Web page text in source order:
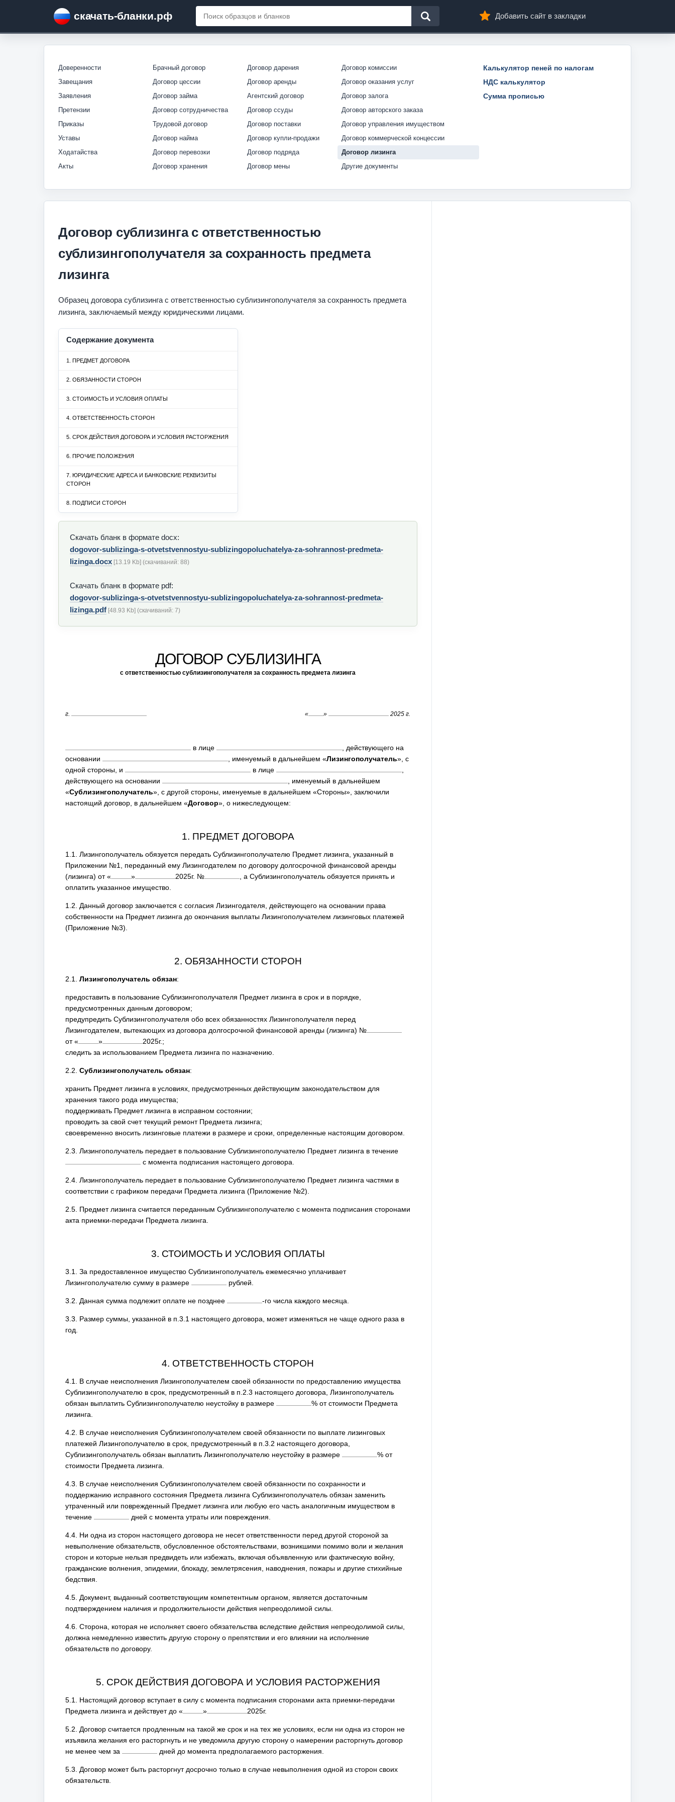
скачать-бланки.рф Добавить сайт в закладки
Доверенности
Завещания
Заявления
Претензии
Приказы
Уставы
Ходатайства
Акты
Брачный договор
Договор цессии
Договор займа
Договор сотрудничества
Трудовой договор
Договор найма
Договор перевозки
Договор хранения
Договор дарения
Договор аренды
Агентский договор
Договор ссуды
Договор поставки
Договор купли-продажи
Договор подряда
Договор мены
Договор комиссии
Договор оказания услуг
Договор залога
Договор авторского заказа
Договор управления имуществом
Договор коммерческой концессии
Договор лизинга
Другие документы
Калькулятор пеней по налогам
НДС калькулятор
Сумма прописью
Договор сублизинга с ответственностью
сублизингополучателя за сохранность предмета
лизинга
Образец договора сублизинга с ответственностью сублизингополучателя за сохранность предмета
лизинга, заключаемый между юридическими лицами.
Содержание документа
1. ПРЕДМЕТ ДОГОВОРА
2. ОБЯЗАННОСТИ СТОРОН
3. СТОИМОСТЬ И УСЛОВИЯ ОПЛАТЫ
4. ОТВЕТСТВЕННОСТЬ СТОРОН
5. СРОК ДЕЙСТВИЯ ДОГОВОРА И УСЛОВИЯ РАСТОРЖЕНИЯ
6. ПРОЧИЕ ПОЛОЖЕНИЯ
7. ЮРИДИЧЕСКИЕ АДРЕСА И БАНКОВСКИЕ РЕКВИЗИТЫ
СТОРОН
8. ПОДПИСИ СТОРОН
Скачать бланк в формате docx:
dogovor-sublizinga-s-otvetstvennostyu-sublizingopoluchatelya-za-sohrannost-predmeta-
lizinga.docx [13.19 Kb] (cкачиваний: 88)
Скачать бланк в формате pdf:
dogovor-sublizinga-s-otvetstvennostyu-sublizingopoluchatelya-za-sohrannost-predmeta-
lizinga.pdf [48.93 Kb] (cкачиваний: 7)
ДОГОВОР СУБЛИЗИНГА
с ответственностью сублизингополучателя за сохранность предмета лизинга
г. « » 2025 г.
в лице
, действующего на
основании
, именуемый в дальнейшем «Лизингополучатель», с
одной стороны, и
в лице
действующего на основании
, именуемый в дальнейшем
«Сублизингополучатель», с другой стороны, именуемые в дальнейшем «Стороны», заключили
настоящий договор, в дальнейшем «Договор», о нижеследующем:
1. ПРЕДМЕТ ДОГОВОРА
1.1. Лизингополучатель обязуется передать Сублизингополучателю Предмет лизинга, указанный в
Приложении №1, переданный ему Лизингодателем по договору долгосрочной финансовой аренды
(лизинга) от« » 2025г. №
, а Сублизингополучатель обязуется принять и
оплатить указанное имущество.
1.2. Данный договор заключается с согласия Лизингодателя, действующего на основании права
собственности на Предмет лизинга до окончания выплаты Лизингополучателем лизинговых платежей
(Приложение №3).
2. ОБЯЗАННОСТИ СТОРОН
2.1. Лизингополучатель обязан:
предоставить в пользование Сублизингополучателя Предмет лизинга в срок и в порядке,
предусмотренных данным договором;
предупредить Сублизингополучателя обо всех обязанностях Лизингополучателя перед
Лизингодателем, вытекающих из договора долгосрочной финансовой аренды (лизинга) №
от« » 2025г.;
следить за использованием Предмета лизинга по назначению.
2.2. Сублизингополучатель обязан:
хранить Предмет лизинга в условиях, предусмотренных действующим законодательством для
хранения такого рода имущества;
поддерживать Предмет лизинга в исправном состоянии;
проводить за свой счет текущий ремонт Предмета лизинга;
своевременно вносить лизинговые платежи в размере и сроки, определенные настоящим договором.
2.3. Лизингополучатель передает в пользование Сублизингополучателю Предмет лизинга в течение
с момента подписания настоящего договора.
2.4. Лизингополучатель передает в пользование Сублизингополучателю Предмет лизинга частями в
соответствии с графиком передачи Предмета лизинга (Приложение №2).
2.5. Предмет лизинга считается переданным Сублизингополучателю с момента подписания сторонами
акта приемки-передачи Предмета лизинга.
3. СТОИМОСТЬ И УСЛОВИЯ ОПЛАТЫ
3.1. За предоставленное имущество Сублизингополучатель ежемесячно уплачивает
Лизингополучателю сумму в размере
рублей.
3.2. Данная сумма подлежит оплате не позднее -го числа каждого месяца.
3.3. Размер суммы, указанной в п.3.1 настоящего договора, может изменяться не чаще одного раза в
год.
4. ОТВЕТСТВЕННОСТЬ СТОРОН
4.1. В случае неисполнения Лизингополучателем своей обязанности по предоставлению имущества
Сублизингополучателю в срок, предусмотренный в п.2.3 настоящего договора, Лизингополучатель
обязан выплатить Сублизингополучателю неустойку в размере
% от стоимости Предмета
лизинга.
4.2. В случае неисполнения Сублизингополучателем своей обязанности по выплате лизинговых
платежей Лизингополучателю в срок, предусмотренный в п.3.2 настоящего договора,
Сублизингополучатель обязан выплатить Лизингополучателю неустойку в размере
% от
стоимости Предмета лизинга.
4.3. В случае неисполнения Сублизингополучателем своей обязанности по сохранности и
поддержанию исправного состояния Предмета лизинга Сублизингополучатель обязан заменить
утраченный или поврежденный Предмет лизинга или любую его часть аналогичным имуществом в
течение
дней с момента утраты или повреждения.
4.4. Ни одна из сторон настоящего договора не несет ответственности перед другой стороной за
невыполнение обязательств, обусловленное обстоятельствами, возникшими помимо воли и желания
сторон и которые нельзя предвидеть или избежать, включая объявленную или фактическую войну,
гражданские волнения, эпидемии, блокаду, землетрясения, наводнения, пожары и другие стихийные
бедствия.
4.5. Документ, выданный соответствующим компетентным органом, является достаточным
подтверждением наличия и продолжительности действия непреодолимой силы.
4.6. Сторона, которая не исполняет своего обязательства вследствие действия непреодолимой силы,
должна немедленно известить другую сторону о препятствии и его влиянии на исполнение
обязательств по договору.
5. СРОК ДЕЙСТВИЯ ДОГОВОРА И УСЛОВИЯ РАСТОРЖЕНИЯ
5.1. Настоящий договор вступает в силу с момента подписания сторонами акта приемки-передачи
Предмета лизинга и действует до « » 2025г.
5.2. Договор считается продленным на такой же срок и на тех же условиях, если ни одна из сторон не
изъявила желания его расторгнуть и не уведомила другую сторону о намерении расторгнуть договор
не менее чем за
дней до момента предполагаемого расторжения.
5.3. Договор может быть расторгнут досрочно только в случае невыполнения одной из сторон своих
обязательств.